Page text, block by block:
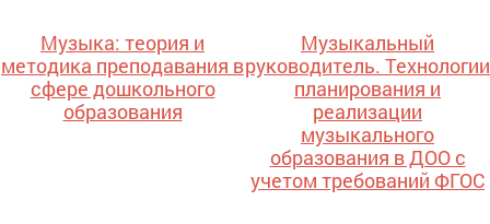
Музыка: теория и
методика преподавания в
сфере дошкольного
образования
Музыкальный
руководитель. Технологии
планирования и
реализации
музыкального
образования в ДОО с
учетом требований ФГОС